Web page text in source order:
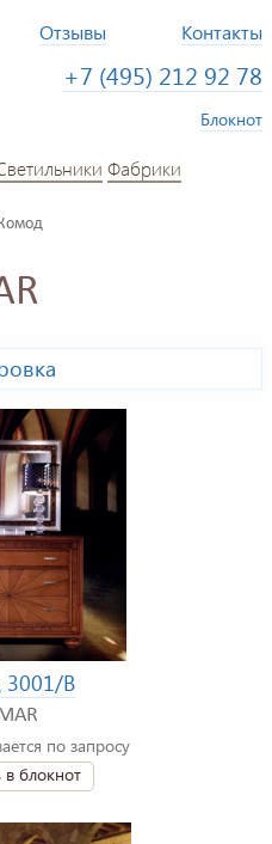
Отзывы Контакты
+7 (495) 212 92 78
Блокнот
Фабрики
B
по запросу
блокнот